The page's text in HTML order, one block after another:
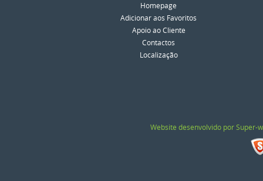
Homepage
Adicionar aos Favoritos
Apoio ao Cliente
Contactos
Localização
Website desenvolvido por Super-